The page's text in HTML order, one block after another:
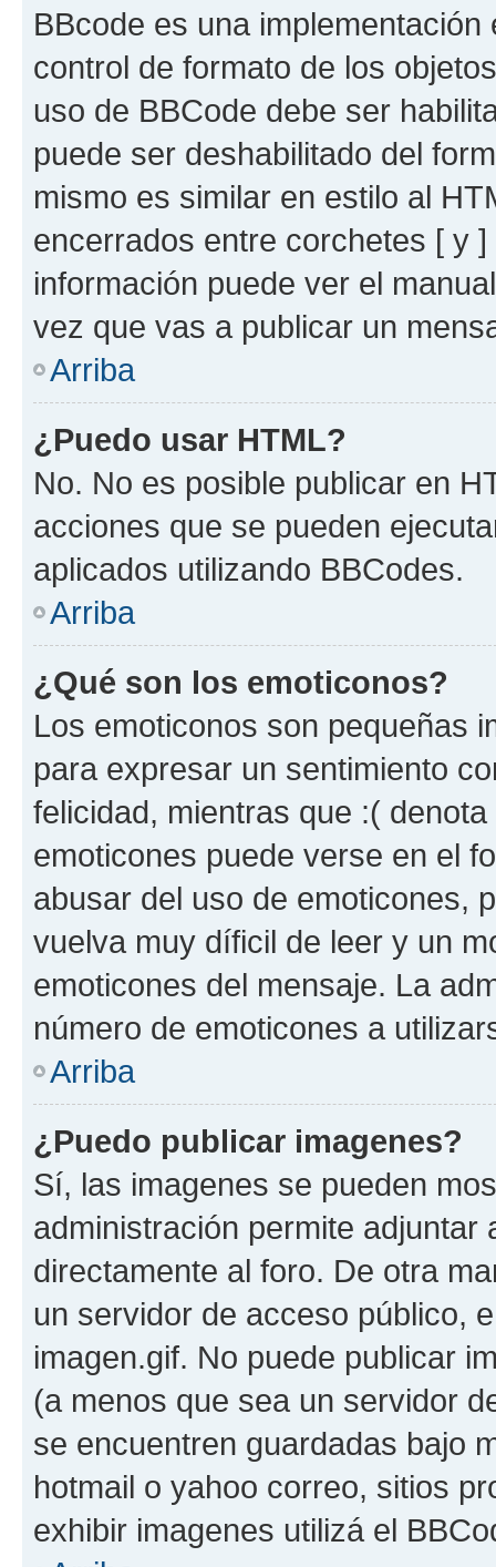
BBcode es una
control de formato de los
uso de BBCode debe ser
puede ser deshabilitado del
mismo es similar en estilo al
encerrados entre corchetes [ y
información puede ver el
vez que vas a publicar un
Arriba
¿Puedo usar HTML?
No. No es posible publicar en
acciones que se pueden
aplicados utilizando BBCodes.
Arriba
¿Qué son los emoticonos?
Los emoticonos son pequeñas
para expresar un sentimiento
felicidad, mientras que :(
emoticones puede verse en el
abusar del uso de emoticones,
vuelva muy díficil de leer y un
emoticones del mensaje. La
número de emoticones a
Arriba
¿Puedo publicar imagenes?
Sí, las imagenes se pueden
administración permite
directamente al foro. De otra
un servidor de acceso público,
imagen.gif. No puede publicar
(a menos que sea un servidor
se encuentren guardadas bajo
hotmail o yahoo correo, sitios
exhibir imagenes utilizá el